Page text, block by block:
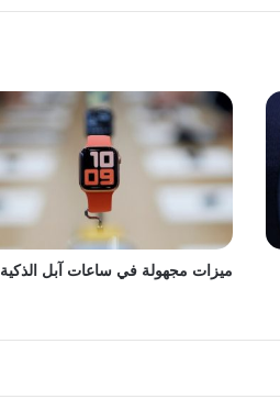
ميزات مجهولة في ساعات آبل الذكية